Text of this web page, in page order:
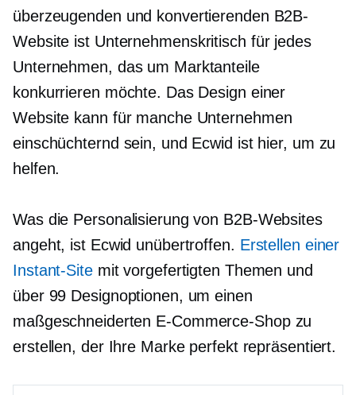
überzeugenden und konvertierenden B2B-
Website ist Unternehmenskritisch für jedes
Unternehmen, das um Marktanteile
konkurrieren möchte. Das Design einer
Website kann für manche Unternehmen
einschüchternd sein, und Ecwid ist hier, um zu
helfen.
Was die Personalisierung von B2B-Websites
angeht, ist Ecwid unübertroffen. Erstellen einer
Instant-Sitemit vorgefertigten Themen und
über 99 Designoptionen, um einen
maßgeschneiderten E-Commerce-Shop zu
erstellen, der Ihre Marke perfekt repräsentiert.